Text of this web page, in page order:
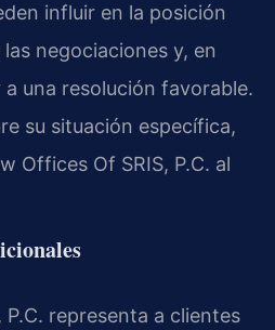
influir en la posición
negociaciones y, en
una resolución favorable.
su situación específica,
Offices Of SRIS, P.C. al
P.C. representa a clientes